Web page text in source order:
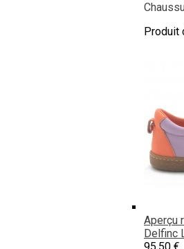
Produit
Aperçu
Delfinc